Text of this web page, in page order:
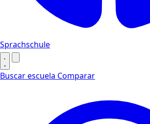
Sprachschule
Buscar escuela Comparar